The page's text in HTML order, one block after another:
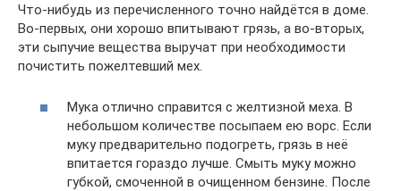
Что-нибудь из перечисленного точно найдётся в доме.
Во-первых, они хорошо впитывают грязь, а во-вторых,
эти сыпучие вещества выручат при необходимости
почистить пожелтевший мех.
Мука отлично справится с желтизной меха. В
небольшом количестве посыпаем ею ворс. Если
муку предварительно подогреть, грязь в неё
впитается гораздо лучше. Смыть муку можно
губкой, смоченной в очищенном бензине. После